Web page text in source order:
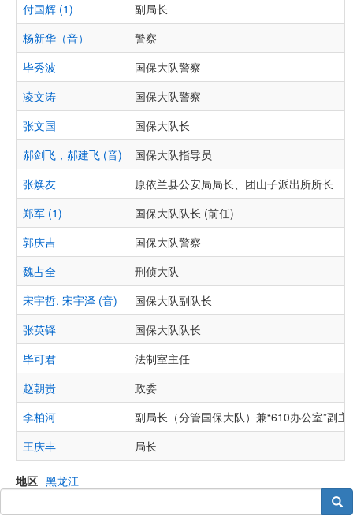
付国辉 (1)
副局长
杨新华（音）
警察
毕秀波
国保大队警察
凌文涛
国保大队警察
张文国
国保大队长
郝剑飞，郝建飞 (音)
国保大队指导员
张焕友
原依兰县公安局局长、团山子派出所所长
郑军 (1)
国保大队队长 (前任)
郭庆吉
国保大队警察
魏占全
刑侦大队
宋宇哲, 宋宇泽 (音)
国保大队副队长
张英铎
国保大队队长
毕可君
法制室主任
赵朝贵
政委
李柏河
副局长（分管国保大队）兼“610办公室”副主
王庆丰
局长
地区 黑龙江
搜索